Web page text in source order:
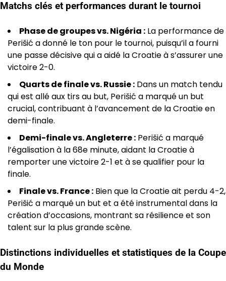
Matchs clés et performances durant le tournoi
Phase de groupes vs. Nigéria : La performance de
Perišić a donné le ton pour le tournoi, puisqu’il a fourni
une passe décisive qui a aidé la Croatie à s’assurer une
victoire 2-0.
Quarts de finale vs. Russie : Dans un match tendu
qui est allé aux tirs au but, Perišić a marqué un but
crucial, contribuant à l’avancement de la Croatie en
demi-finale.
Demi-finale vs. Angleterre : Perišić a marqué
l’égalisation à la 68e minute, aidant la Croatie à
remporter une victoire 2-1 et à se qualifier pour la
finale.
Finale vs. France : Bien que la Croatie ait perdu 4-2,
Perišić a marqué un but et a été instrumental dans la
création d’occasions, montrant sa résilience et son
talent sur la plus grande scène.
Distinctions individuelles et statistiques de la Coupe
du Monde